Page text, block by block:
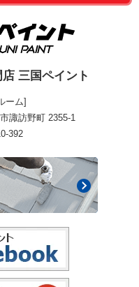
三国ペイント
ーム]
諏訪野町 2355-1
392